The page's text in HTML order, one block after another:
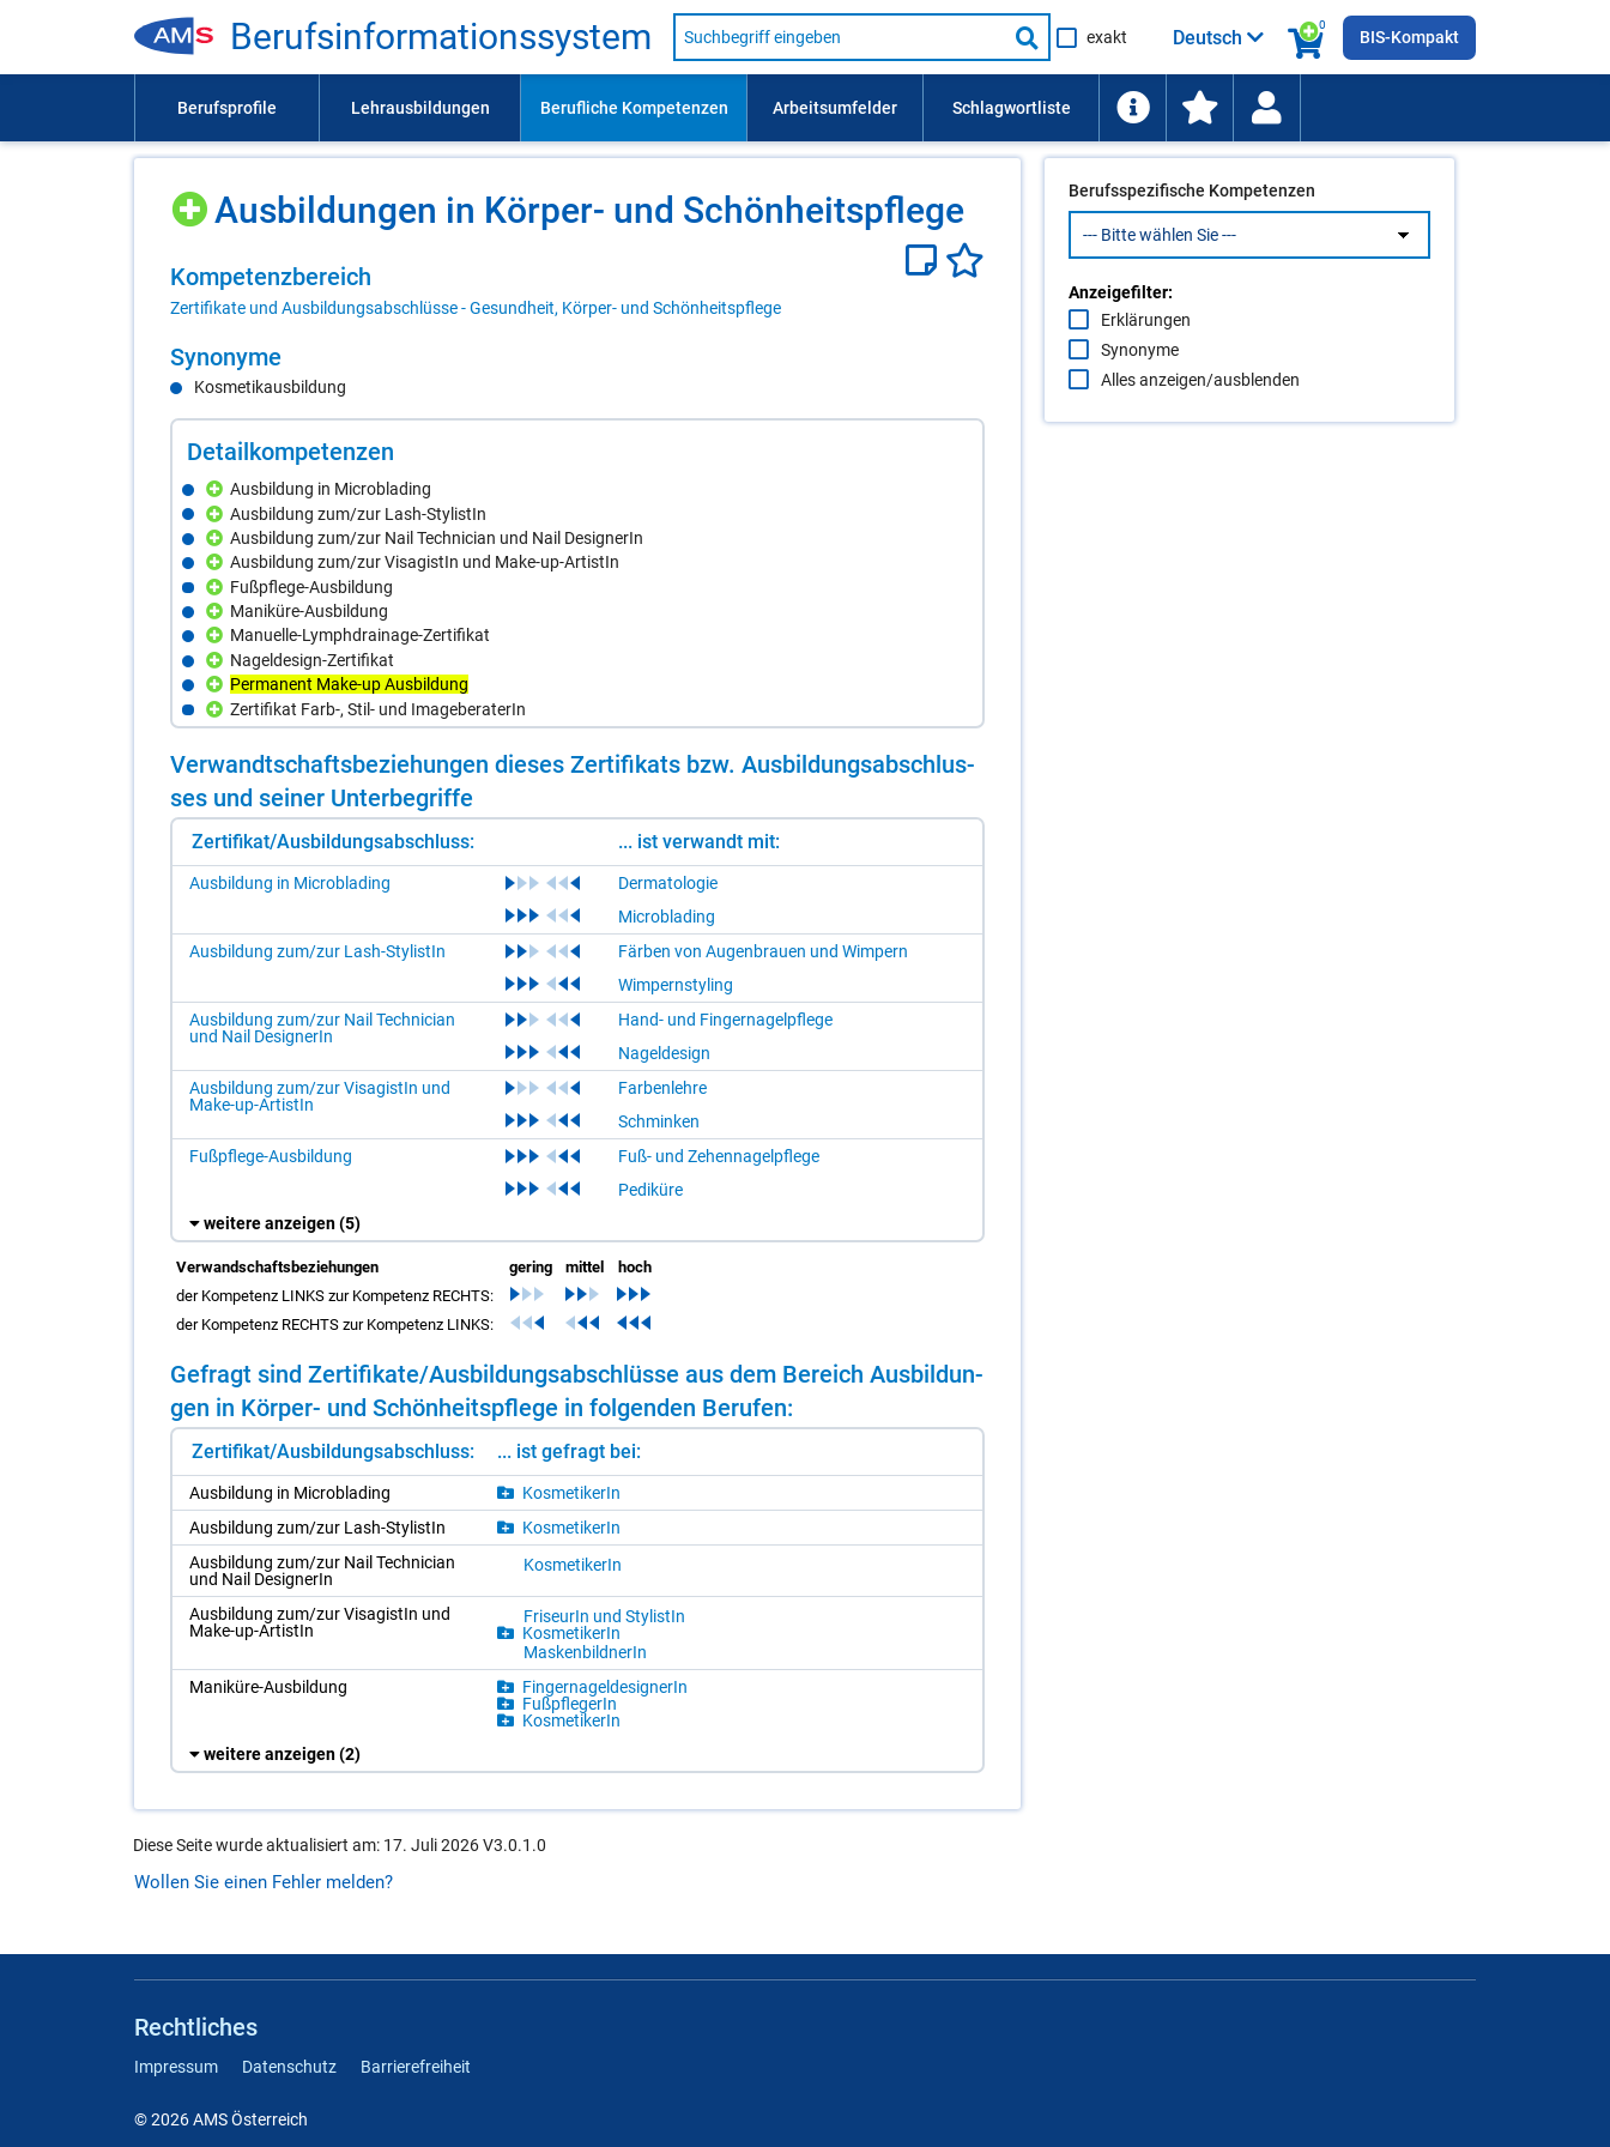
Be­rufs­in­for­ma­ti­ons­sys­tem
Suche
nach
Lehrausbildung,
usw.
Suche
starten
exakt
0
Deutsch BIS-Kompakt
Aus­bil­dun­gen in Kör­per- und Schön­heits­pfle­ge
Kom­pe­tenz­be­reich
Zertifikate und Ausbildungsabschlüsse - Gesundheit, Körper- und Schönheitspflege
Syn­ony­me
Kosmetikausbildung
De­tail­kom­pe­ten­zen
Ausbildung in Microblading
Ausbildung zum/zur Lash-StylistIn
Ausbildung zum/zur Nail Technician und Nail DesignerIn
Ausbildung zum/zur VisagistIn und Make-up-ArtistIn
Fußpflege-Ausbildung
Maniküre-Ausbildung
Manuelle-Lymphdrainage-Zertifikat
Nageldesign-Zertifikat
Permanent Make-up Ausbildung
Zertifikat Farb-, Stil- und ImageberaterIn
Ver­wandt­schafts­be­zie­hun­gen die­ses Zer­ti­fi­kats bzw. Aus­bil­dungs­ab­schlus­
ses und sei­ner Un­ter­be­grif­fe
Zertifikat/Ausbildungsabschluss: ... ist verwandt mit:
Ausbildung in Microblading
Dermatologie
Microblading
Ausbildung zum/zur Lash-StylistIn
Färben von Augenbrauen und Wimpern
Wimpernstyling
Ausbildung zum/zur Nail Technician
und Nail DesignerIn
Hand- und Fingernagelpflege
Nageldesign
Ausbildung zum/zur VisagistIn und
Make-up-ArtistIn
Farbenlehre
Schminken
Fußpflege-Ausbildung
Fuß- und Zehennagelpflege
Pediküre
weitere anzeigen(5)
Verwandschaftsbeziehungen gering mittel
hoch
der Kompetenz LINKS zur Kompetenz RECHTS:
der Kompetenz RECHTS zur Kompetenz LINKS:
Ge­fragt sind Zer­ti­fi­ka­te/​Aus­bil­dungs­ab­schlüs­se aus dem Be­reich Aus­bil­dun­
gen in Kör­per- und Schön­heits­pfle­ge in fol­gen­den Be­ru­fen:
Zertifikat/Ausbildungsabschluss: ... ist gefragt bei:
Aus­bil­dung in Mi­cro­b­la­ding
Kos­me­ti­ke­rIn
Aus­bil­dung zum/​zur Lash-Sty­lis­tIn
Kos­me­ti­ke­rIn
Aus­bil­dung zum/​zur Nail Tech­ni­ci­an
und Nail De­si­gne­rIn
Kos­me­ti­ke­rIn
Aus­bil­dung zum/​zur Vi­sa­gis­tIn und
Make-up-Ar­tis­tIn
Fri­seu­rIn und Sty­lis­tIn
Kos­me­ti­ke­rIn
Mas­ken­bild­ne­rIn
Ma­ni­kü­re-Aus­bil­dung
Fin­ger­na­gel­de­si­gne­rIn
Fuß­pfle­ge­rIn
Kos­me­ti­ke­rIn
weitere anzeigen(2)
Berufsspezifische Kompetenzen
Anzeigefilter:
Erklärungen
Synonyme
Alles anzeigen/ausblenden
Diese Seite wurde aktualisiert am: 17. Juli 2026 V3.0.1.0
Wollen Sie einen Fehler melden?
Rechtliches
Impressum Datenschutz Barrierefreiheit
© 2026 AMS Österreich